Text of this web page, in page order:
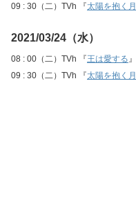
09 : 30（二）TVh 『太陽を抱く月
2021/03/24（水）
08 : 00（二）TVh 『王は愛する
09 : 30（二）TVh 『太陽を抱く月